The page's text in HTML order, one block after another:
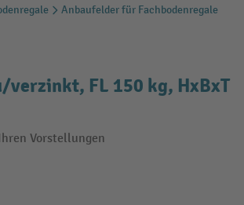
Anbaufelder für Fachbodenregale
verzinkt, FL 150 kg, HxBxT
Vorstellungen